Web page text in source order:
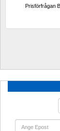
Prisförfrågan